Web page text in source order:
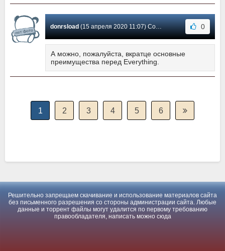
donrsload(15 апреля 2020 11:07) Сообщение #98 0
А можно, пожалуйста, вкратце основные
преимущества перед Everything.
1 2 3 4 5 6
Решительно запрещаем скачивание и использование материалов сайта
без письменного разрешения со стороны администрации сайта. Любые
данные и торрент файлы могут удалится по первому требованию
правообладателя, написать можно сюда